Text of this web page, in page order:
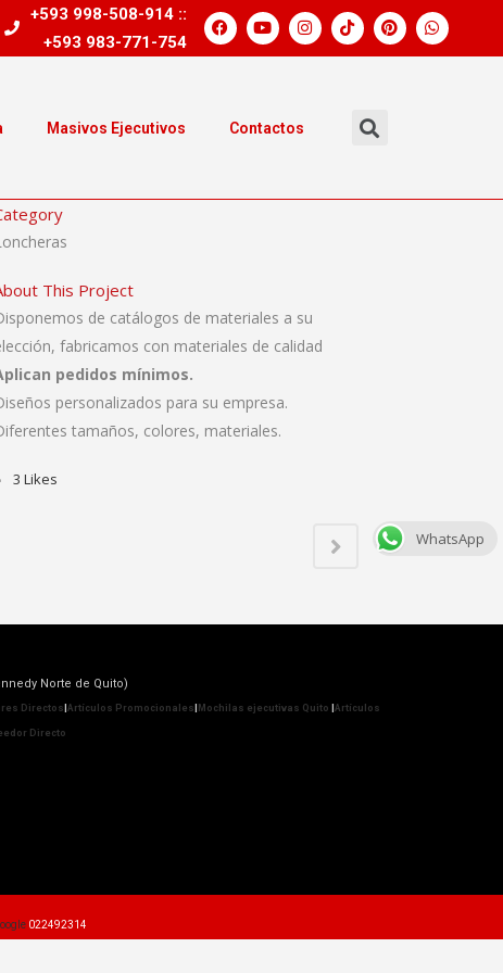
+593 998-508-914 ::
+593 983-771-754
Masivos Ejecutivos Contactos
This Project
de catálogos de materiales a su
fabricamos con materiales de calidad
pedidos mínimos.
personalizados para su empresa.
tamaños, colores, materiales.
3 Likes
Norte de Quito)
Directos Artículos Promocionales Mochilas ejecutivas Quito Artículos
Directo
022492314
WhatsApp